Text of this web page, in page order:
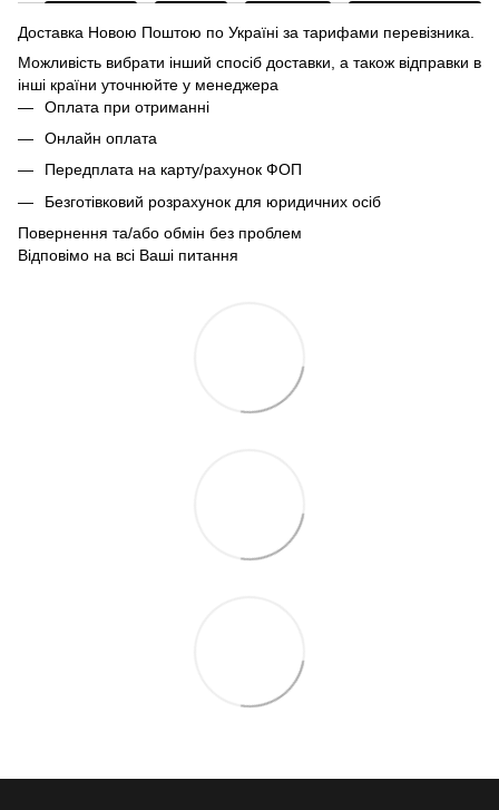
Доставка Новою Поштою по Україні за тарифами перевізника.
Можливість вибрати інший спосіб доставки, а також відправки в
інші країни уточнюйте у менеджера
Оплата при отриманні
Онлайн оплата
Передплата на карту/рахунок ФОП
Безготівковий розрахунок для юридичних осіб
Повернення та/або обмін без проблем
Відповімо на всі Ваші питання